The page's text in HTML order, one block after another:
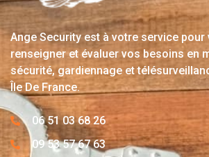
Ange Security est à votre service pour
renseigner et évaluer vos besoins en
sécurité, gardiennage et
Île De France.
06 51 03 68 26
09 53 57 67 63